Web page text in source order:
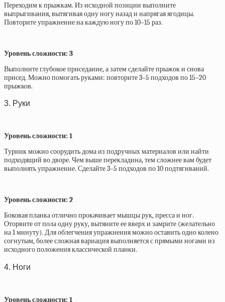
Переходим к прыжкам. Из исходной позиции выполните
выпрыгивания, вытягивая одну ногу назад и напрягая ягодицы.
Повторите упражнение на каждую ногу по 10–15 раз.
Уровень сложности: 3
Выполните глубокое приседание, а затем сделайте прыжок и снова
присед. Можно помогать руками: повторите 3–5 подходов по 15–20
прыжков.
3. Руки
Уровень сложности: 1
Турник можно соорудить дома из подручных материалов или найти
подходящий во дворе. Чем выше перекладина, тем сложнее вам будет
выполнять упражнение. Сделайте 3–5 подходов по 10 подтягиваний.
Уровень сложности: 2
Боковая планка отлично прокачивает мышцы рук, пресса и ног.
Оторвите от пола одну руку, вытяните ее вверх и замрите (желательно
на 1 минуту). Для облегчения упражнения можно оставить одно колено
согнутым, более сложная вариация выполняется с прямыми ногами из
исходного положения классической планки.
4. Ноги
Уровень сложности: 1